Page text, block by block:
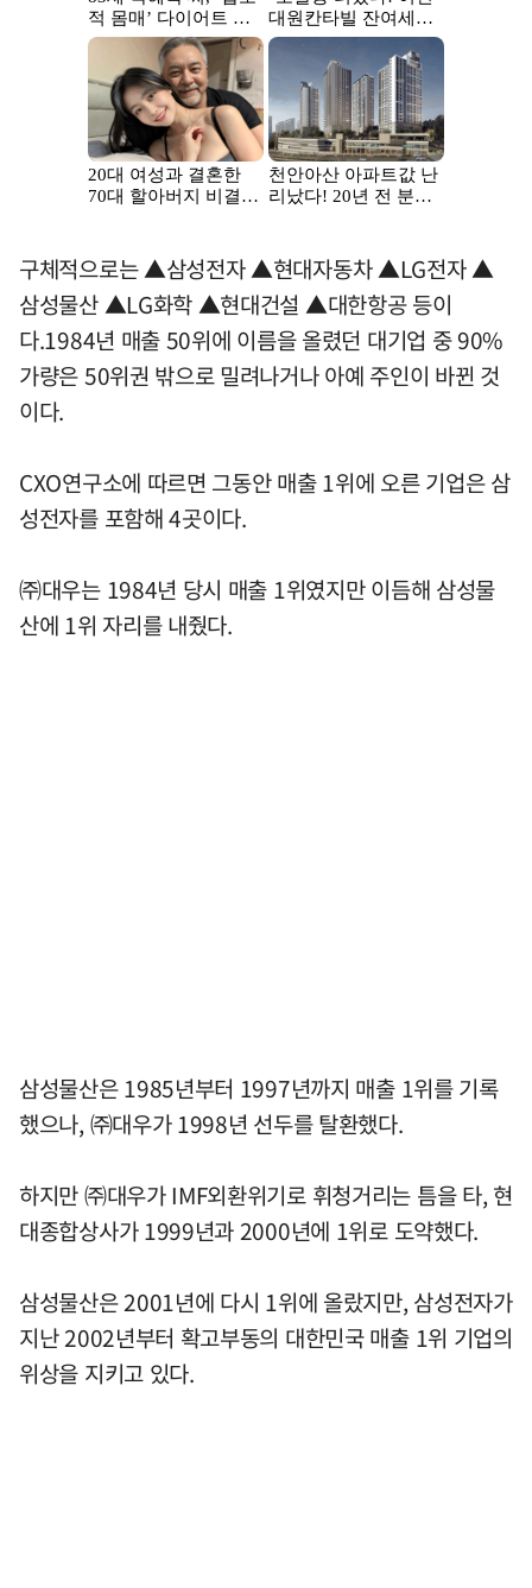
구체적으로는 ▲삼성전자 ▲현대자동차 ▲LG전자 ▲
삼성물산 ▲LG화학 ▲현대건설 ▲대한항공 등이
다.1984년 매출 50위에 이름을 올렸던 대기업 중 90%
가량은 50위권 밖으로 밀려나거나 아예 주인이 바뀐 것
이다.
CXO연구소에 따르면 그동안 매출 1위에 오른 기업은 삼
성전자를 포함해 4곳이다.
㈜대우는 1984년 당시 매출 1위였지만 이듬해 삼성물
산에 1위 자리를 내줬다.
삼성물산은 1985년부터 1997년까지 매출 1위를 기록
했으나, ㈜대우가 1998년 선두를 탈환했다.
하지만 ㈜대우가 IMF외환위기로 휘청거리는 틈을 타, 현
대종합상사가 1999년과 2000년에 1위로 도약했다.
삼성물산은 2001년에 다시 1위에 올랐지만, 삼성전자가
지난 2002년부터 확고부동의 대한민국 매출 1위 기업의
위상을 지키고 있다.